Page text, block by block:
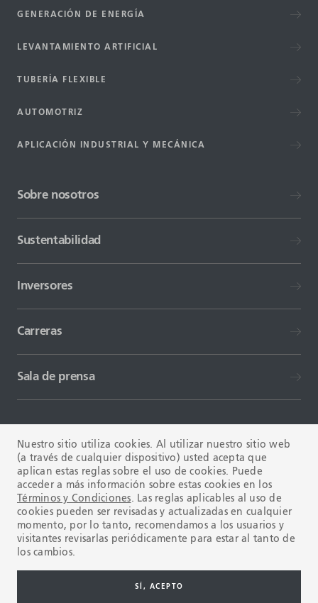
GENERACIÓN DE ENERGÍA
LEVANTAMIENTO ARTIFICIAL
TUBERÍA FLEXIBLE
AUTOMOTRIZ
APLICACIÓN INDUSTRIAL Y MECÁNICA
Sobre nosotros
Sustentabilidad
Inversores
Carreras
Sala de prensa
TÉRMINOS Y CONDICIONES FAQ
Nuestro sitio utiliza cookies. Al utilizar nuestro sitio web
(a través de cualquier dispositivo) usted acepta que
aplican estas reglas sobre el uso de cookies. Puede
acceder a más información sobre estas cookies en los
Términos y Condiciones. Las reglas aplicables al uso de
cookies pueden ser revisadas y actualizadas en cualquier
momento, por lo tanto, recomendamos a los usuarios y
visitantes revisarlas periódicamente para estar al tanto de
los cambios.
SÍ, ACEPTO